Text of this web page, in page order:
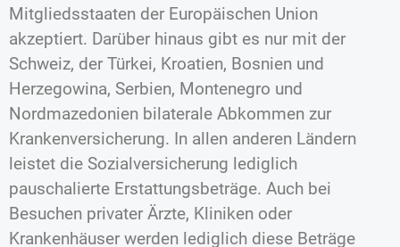
Mitgliedsstaaten der Europäischen Union
akzeptiert. Darüber hinaus gibt es nur mit der
Schweiz, der Türkei, Kroatien, Bosnien und
Herzegowina, Serbien, Montenegro und
Nordmazedonien bilaterale Abkommen zur
Krankenversicherung. In allen anderen Ländern
leistet die Sozialversicherung lediglich
pauschalierte Erstattungsbeträge. Auch bei
Besuchen privater Ärzte, Kliniken oder
Krankenhäuser werden lediglich diese Beträge